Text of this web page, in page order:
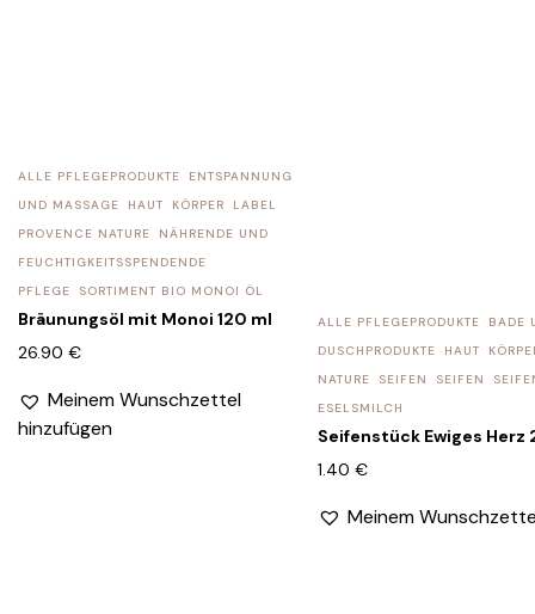
ALLE PFLEGEPRODUKTE
ENTSPANNUNG
UND MASSAGE
HAUT KÖRPER
LABEL
PROVENCE NATURE
NÄHRENDE UND
FEUCHTIGKEITSSPENDENDE
PFLEGE
SORTIMENT BIO MONOI ÖL
Bräunungsöl mit Monoi 120 ml
26.90 €
Meinem Wunschzettel
hinzufügen
ALLE PFLEGEPRODUKTE
BADE
DUSCHPRODUKTE
HAUT
NATURE
SEIFEN SEIFEN
ESELSMILCH
Seifenstück Ewiges Herz
1.40 €
Meinem